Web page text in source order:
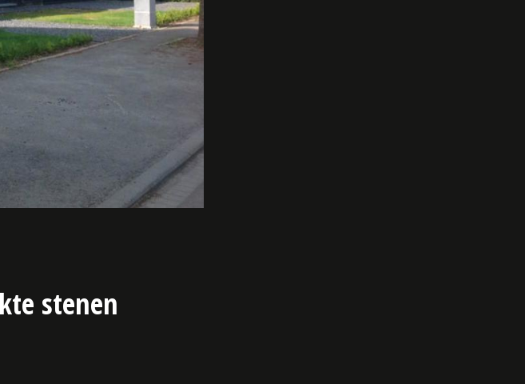
stenen